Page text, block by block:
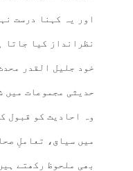
اور یہ کہنا درست
نظرانداز کیا جاتا
خود جلیل القدر
حدیثی مجموعات میں
وہ احادیث کو قبول
میں سیاق، تعاملِ
بھی ملحوظ رکھتے